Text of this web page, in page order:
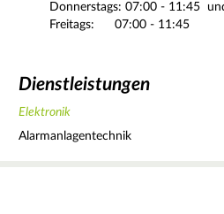
Donnerstags: 07:00 - 11:45
Freitags:
07:00 - 11:45
Dienstleistungen
Elektronik
Alarmanlagentechnik